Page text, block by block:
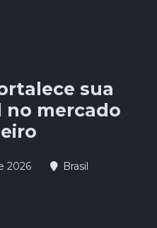
sua
no mercado
2026 Brasil